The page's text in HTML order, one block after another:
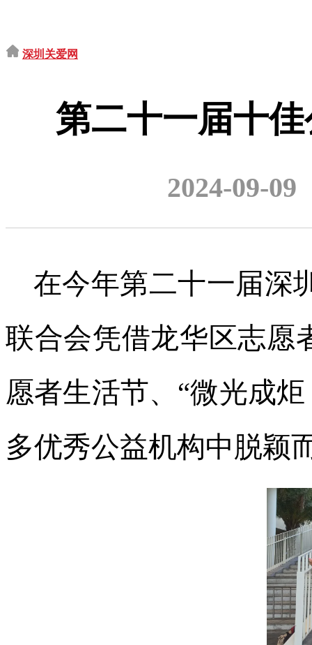
深圳关爱网
第二十一届十
2024-09-09
在今年第二十一届深
联合会凭借龙华区志愿
愿者生活节、“微光成
多优秀公益机构中脱颖